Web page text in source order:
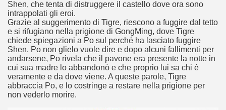
Shen, che tenta di distruggere il castello dove ora sono
intrappolati gli eroi.
Grazie al suggerimento di Tigre, riescono a fuggire dal tetto
e si rifugiano nella prigione di GongMing, dove Tigre
chiede spiegazioni a Po sul perché ha lasciato fuggire
Shen. Po non glielo vuole dire e dopo alcuni fallimenti per
andarsene, Po rivela che il pavone era presente la notte in
cui sua madre lo abbandonò e che proprio lui sa chi è
veramente e da dove viene. A queste parole, Tigre
abbraccia Po, e lo costringe a restare nella prigione per
non vederlo morire.